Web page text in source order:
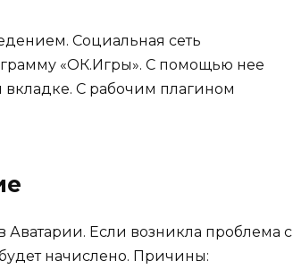
Социальная сеть
«ОК.Игры». С помощью нее
С рабочим плагином
Если возникла проблема с
начислено. Причины: